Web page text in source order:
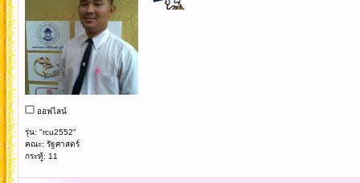
ออฟไลน์
รุ่น: "rcu2552"
คณะ: รัฐศาสตร์
กระทู้: 11